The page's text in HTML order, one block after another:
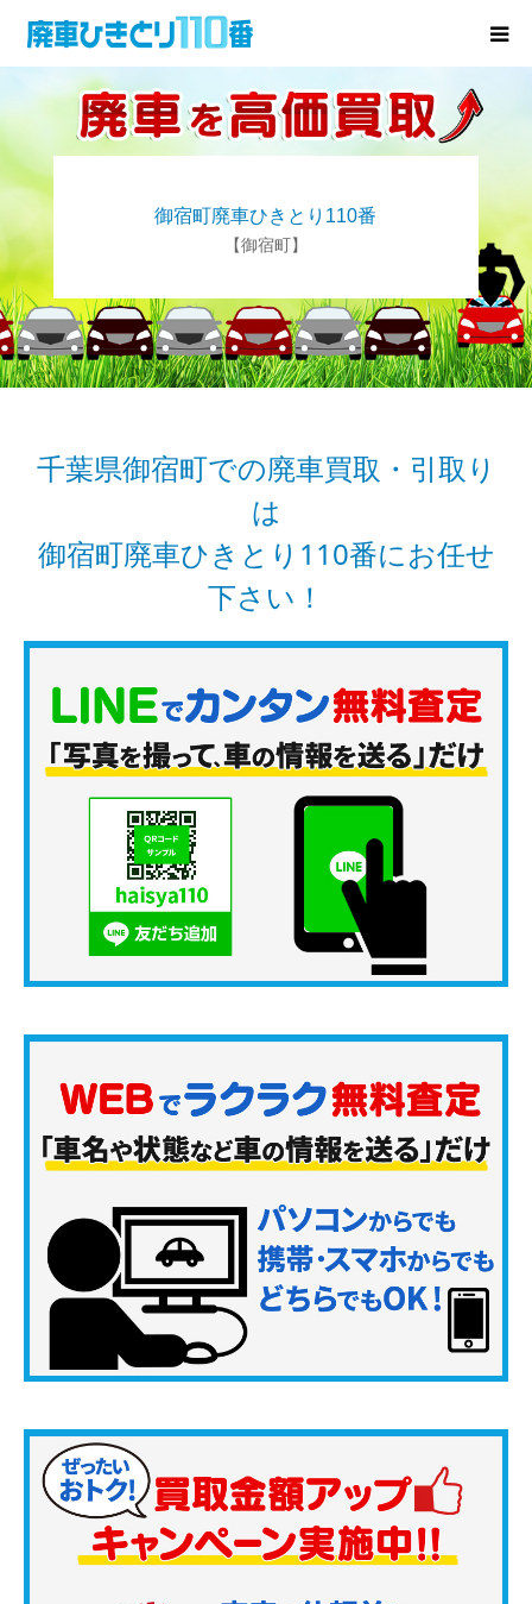
御宿町廃車ひきとり110番
【御宿町】
千葉県御宿町での廃車買取・引取り
は
御宿町廃車ひきとり110番にお任せ
下さい！
廃車･事故車の買取
お役立ち情報
お知らせ